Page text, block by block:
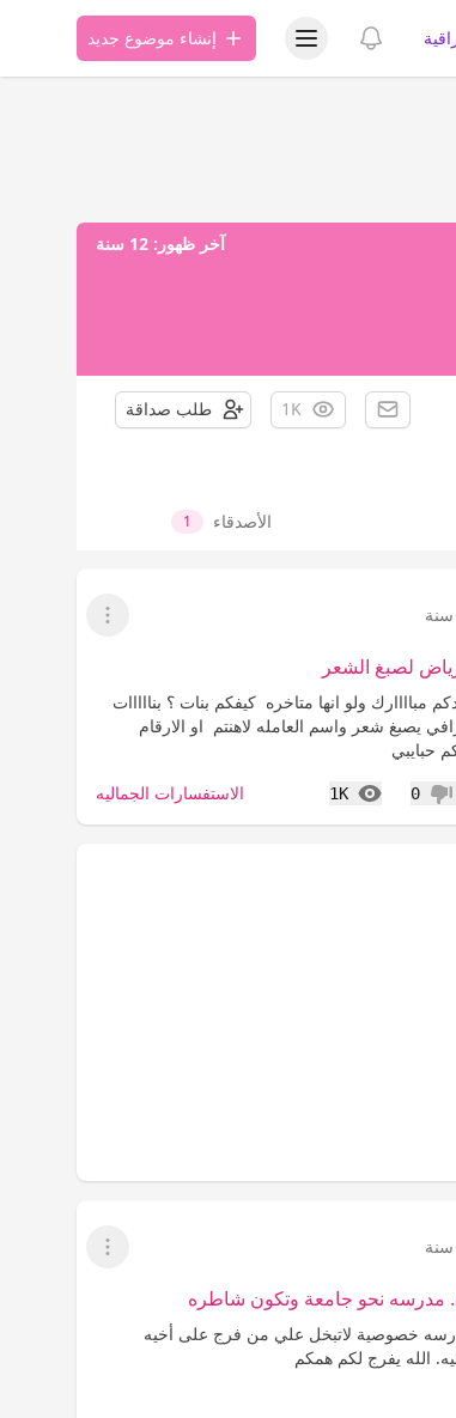
عرض الإشعاراتعرض قائمة المستخدمإنشاء موضوع جديد
آخر ظهور: 12 سنة
1K طلب صداقة
الأصدقاء 1
عرض القائمة
لصبغ الشعر
ولو انها متاخره كيفكم بنات ؟ بنااااات
يصبغ شعر واسم العامله لاهنتم او الارقام
حبايبي
عدم إعجاب
0
1K
المشاهدات الاستفسارات الجماليه
عرض القائمة
مدرسه نحو جامعة وتكون شاطره
خصوصية لاتبخل علي من فرج على أخيه
الله يفرج لكم همكم